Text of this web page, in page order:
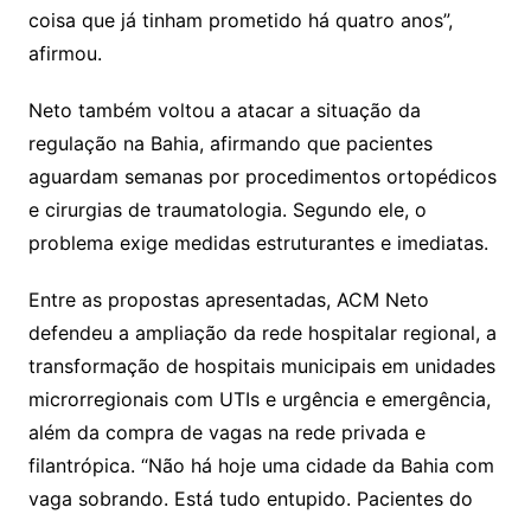
coisa que já tinham prometido há quatro anos”,
afirmou.
Neto também voltou a atacar a situação da
regulação na Bahia, afirmando que pacientes
aguardam semanas por procedimentos ortopédicos
e cirurgias de traumatologia. Segundo ele, o
problema exige medidas estruturantes e imediatas.
Entre as propostas apresentadas, ACM Neto
defendeu a ampliação da rede hospitalar regional, a
transformação de hospitais municipais em unidades
microrregionais com UTIs e urgência e emergência,
além da compra de vagas na rede privada e
filantrópica. “Não há hoje uma cidade da Bahia com
vaga sobrando. Está tudo entupido. Pacientes do